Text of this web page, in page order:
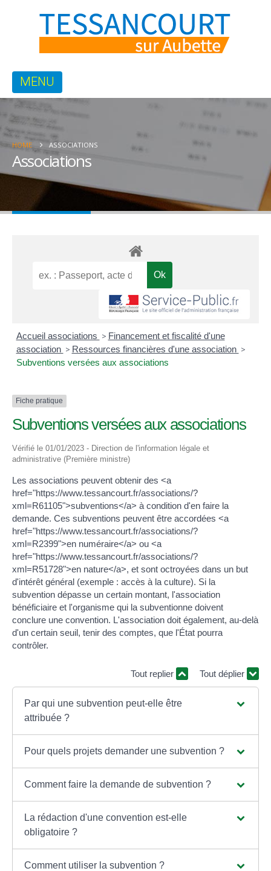
HOME ASSOCIATIONS
Associations
Accueil associations > Financement et fiscalité d'une
association > Ressources financières d'une association >
Subventions versées aux associations
Fiche pratique
Subventions versées aux associations
Vérifié le 01/01/2023 - Direction de l'information légale et
administrative (Première ministre)
Les associations peuvent obtenir des <a
href="https://www.tessancourt.fr/associations/?
xml=R61105">subventions</a> à condition d'en faire la
demande. Ces subventions peuvent être accordées <a
href="https://www.tessancourt.fr/associations/?
xml=R2399">en numéraire</a> ou <a
href="https://www.tessancourt.fr/associations/?
xml=R51728">en nature</a>, et sont octroyées dans un but
d'intérêt général (exemple : accès à la culture). Si la
subvention dépasse un certain montant, l'association
bénéficiaire et l'organisme qui la subventionne doivent
conclure une convention. L'association doit également, au-delà
d'un certain seuil, tenir des comptes, que l'État pourra
contrôler.
Tout replier Tout déplier
Par qui une subvention peut-elle être
attribuée ?
Pour quels projets demander une subvention ?
Comment faire la demande de subvention ?
La rédaction d'une convention est-elle
obligatoire ?
Comment utiliser la subvention ?